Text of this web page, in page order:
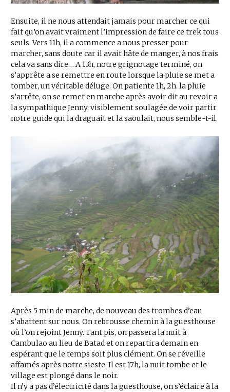
Ensuite, il ne nous attendait jamais pour marcher ce qui
fait qu’on avait vraiment l’impression de faire ce trek tous
seuls. Vers 11h, il a commence a nous presser pour
marcher, sans doute car il avait hâte de manger, à nos frais
cela va sans dire… A 13h, notre grignotage terminé, on
s’apprête a se remettre en route lorsque la pluie se met a
tomber, un véritable déluge. On patiente 1h, 2h. la pluie
s’arrête, on se remet en marche après avoir dit au revoir a
la sympathique Jenny, visiblement soulagée de voir partir
notre guide qui la draguait et la saoulait, nous semble-t-il.
Après 5 min de marche, de nouveau des trombes d’eau
s’abattent sur nous. On rebrousse chemin à la guesthouse
où l’on rejoint Jenny. Tant pis, on passera la nuit à
Cambulao au lieu de Batad et on repartira demain en
espérant que le temps soit plus clément. On se réveille
affamés après notre sieste. Il est 17h, la nuit tombe et le
village est plongé dans le noir.
Il n’y a pas d’électricité dans la guesthouse, on s’éclaire à la